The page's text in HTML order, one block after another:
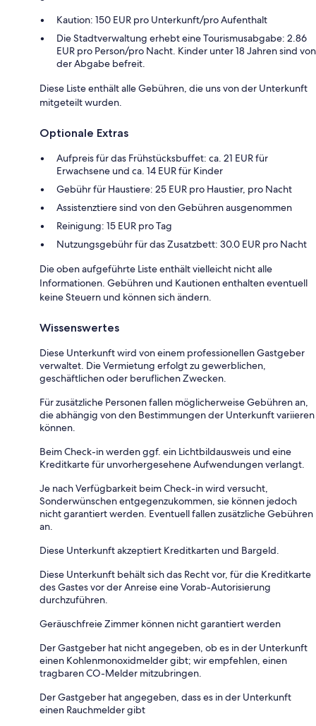
Kaution: 150 EUR pro Unterkunft/pro Aufenthalt
Die Stadtverwaltung erhebt eine Tourismusabgabe: 2.86
EUR pro Person/pro Nacht. Kinder unter 18 Jahren sind von
der Abgabe befreit.
Diese Liste enthält alle Gebühren, die uns von der Unterkunft
mitgeteilt wurden.
Optionale Extras
Aufpreis für das Frühstücksbuffet: ca. 21 EUR für
Erwachsene und ca. 14 EUR für Kinder
Gebühr für Haustiere: 25 EUR pro Haustier, pro Nacht
Assistenztiere sind von den Gebühren ausgenommen
Reinigung: 15 EUR pro Tag
Nutzungsgebühr für das Zusatzbett: 30.0 EUR pro Nacht
Die oben aufgeführte Liste enthält vielleicht nicht alle
Informationen. Gebühren und Kautionen enthalten eventuell
keine Steuern und können sich ändern.
Wissenswertes
Diese Unterkunft wird von einem professionellen Gastgeber
verwaltet. Die Vermietung erfolgt zu gewerblichen,
geschäftlichen oder beruflichen Zwecken.
Für zusätzliche Personen fallen möglicherweise Gebühren an,
die abhängig von den Bestimmungen der Unterkunft variieren
können.
Beim Check-in werden ggf. ein Lichtbildausweis und eine
Kreditkarte für unvorhergesehene Aufwendungen verlangt.
Je nach Verfügbarkeit beim Check-in wird versucht,
Sonderwünschen entgegenzukommen, sie können jedoch
nicht garantiert werden. Eventuell fallen zusätzliche Gebühren
an.
Diese Unterkunft akzeptiert Kreditkarten und Bargeld.
Diese Unterkunft behält sich das Recht vor, für die Kreditkarte
des Gastes vor der Anreise eine Vorab-Autorisierung
durchzuführen.
Geräuschfreie Zimmer können nicht garantiert werden
Der Gastgeber hat nicht angegeben, ob es in der Unterkunft
einen Kohlenmonoxidmelder gibt; wir empfehlen, einen
tragbaren CO-Melder mitzubringen.
Der Gastgeber hat angegeben, dass es in der Unterkunft
einen Rauchmelder gibt